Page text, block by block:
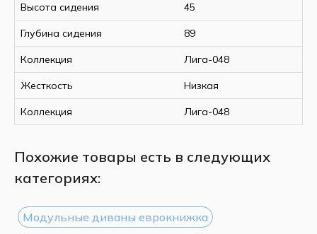
Высота сидения 45
Глубина сидения 89
Коллекция Лига-048
Жесткость Низкая
Коллекция Лига-048
Похожие товары есть в следующих
категориях:
Модульные диваны еврокнижка